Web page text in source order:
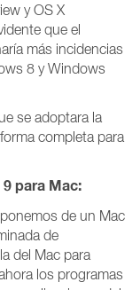
y OS X
que el
más incidencias
8 y Windows
se adoptara la
completa para
para Mac:
de un Mac
de
del Mac para
los programas